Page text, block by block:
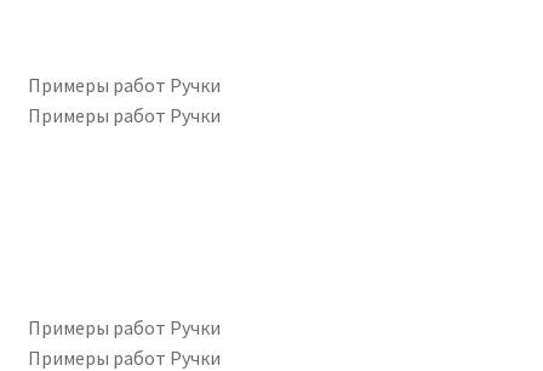
Примеры работ Ручки
Примеры работ Ручки
Примеры работ Ручки
Примеры работ Ручки